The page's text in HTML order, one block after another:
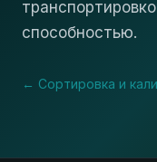
способностью.
← Сортировка и